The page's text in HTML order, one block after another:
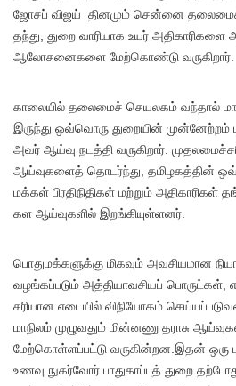
ஜோசப் விஜய் தினமும் சென்னை
தந்து, துறை வாரியாக உயர் அதிகாரிகளை
ஆலோசனைகளை மேற்கொண்டு வருகிறார்.
காலையில் தலைமைச் செயலகம் வந்தால்
இருந்து ஒவ்வொரு துறையின் முன்னேற்றம்
அவர் ஆய்வு நடத்தி வருகிறார்.
ஆய்வுகளைத் தொடர்ந்து, தமிழகத்தின்
மக்கள் பிரதிநிதிகள் மற்றும் அதிகாரிகள்
கள ஆய்வுகளில் இறங்கியுள்ளனர்.
பொதுமக்களுக்கு மிகவும் அவசியமான
வழங்கப்படும் அத்தியாவசியப் பொருட்கள்,
சரியான எடையில் விநியோகம்
மாநிலம் முழுவதும் மின்னணு தராசு
மேற்கொள்ளப்பட்டு வருகின்றன.இதன் ஒரு
உணவு நுகர்வோர் பாதுகாப்புத் துறை தற்போது